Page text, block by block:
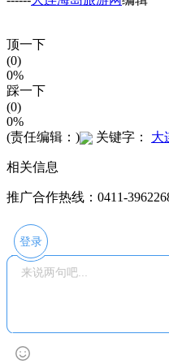
顶一下
(0)
0%
踩一下
(0)
0%
(责任编辑：)
关键字： 大
相关信息
推广合作热线：0411-
登录